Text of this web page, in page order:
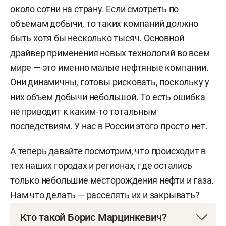
около сотни на страну. Если смотреть по
объемам добычи, то таких компаний должно
быть хотя бы несколько тысяч. Основной
драйвер применения новых технологий во всем
мире — это именно малые нефтяные компании.
Они динамичны, готовы рисковать, поскольку у
них объем добычи небольшой. То есть ошибка
не приводит к каким-то тотальным
последствиям. У нас в России этого просто нет.
А теперь давайте посмотрим, что происходит в
тех наших городах и регионах, где остались
только небольшие месторождения нефти и газа.
Нам что делать — расселять их и закрывать?
Кто такой Борис Марцинкевич?